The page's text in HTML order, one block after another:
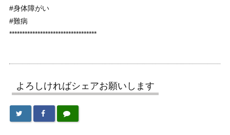
#身体障がい
#難病
**********************************
よろしければシェアお願いします